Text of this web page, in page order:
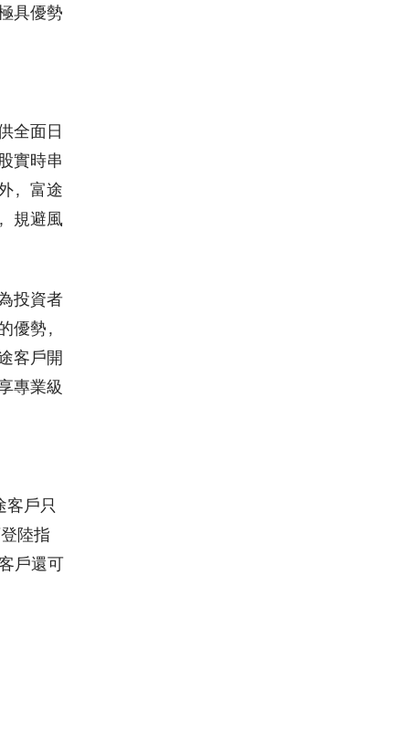
具優勢
全面日
實時串
，富途
規避風
投資者
勢，
客戶開
專業級
客戶只
陸指
戶還可